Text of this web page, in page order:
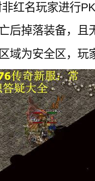
红名玩家进行
后掉落装备，且
域为安全区，玩